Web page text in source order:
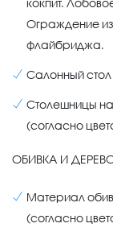
кокпит.
Ограждение
флайбриджа.
Салонный
Столешницы
(согласно
ОБИВКА И
Материал
(согласно